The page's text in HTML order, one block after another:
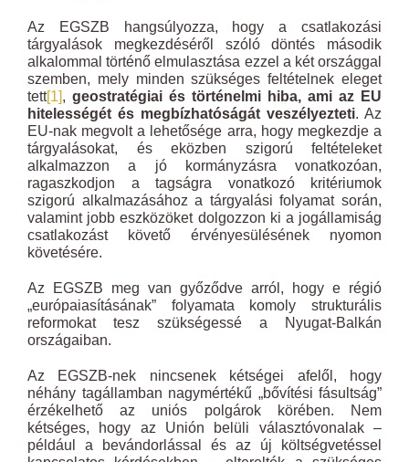
Az EGSZB hangsúlyozza, hogy a csatlakozási
tárgyalások megkezdéséről szóló döntés második
alkalommal történő elmulasztása ezzel a két országgal
szemben, mely minden szükséges feltételnek eleget
tett[1], geostratégiai és történelmi hiba, ami az EU
hitelességét és megbízhatóságát veszélyezteti. Az
EU-nak megvolt a lehetősége arra, hogy megkezdje a
tárgyalásokat, és eközben szigorú feltételeket
alkalmazzon a jó kormányzásra vonatkozóan,
ragaszkodjon a tagságra vonatkozó kritériumok
szigorú alkalmazásához a tárgyalási folyamat során,
valamint jobb eszközöket dolgozzon ki a jogállamiság
csatlakozást követő érvényesülésének nyomon
követésére.
Az EGSZB meg van győződve arról, hogy e régió
„európaiasításának” folyamata komoly strukturális
reformokat tesz szükségessé a Nyugat-Balkán
országaiban.
Az EGSZB-nek nincsenek kétségei afelől, hogy
néhány tagállamban nagymértékű „bővítési fásultság”
érzékelhető az uniós polgárok körében. Nem
kétséges, hogy az Unión belüli választóvonalak –
például a bevándorlással és az új költségvetéssel